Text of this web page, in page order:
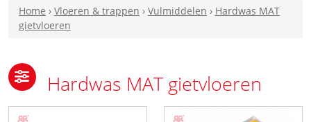
Home › Vloeren & trappen › Vulmiddelen › Hardwas MAT
gietvloeren
Hardwas MAT gietvloeren